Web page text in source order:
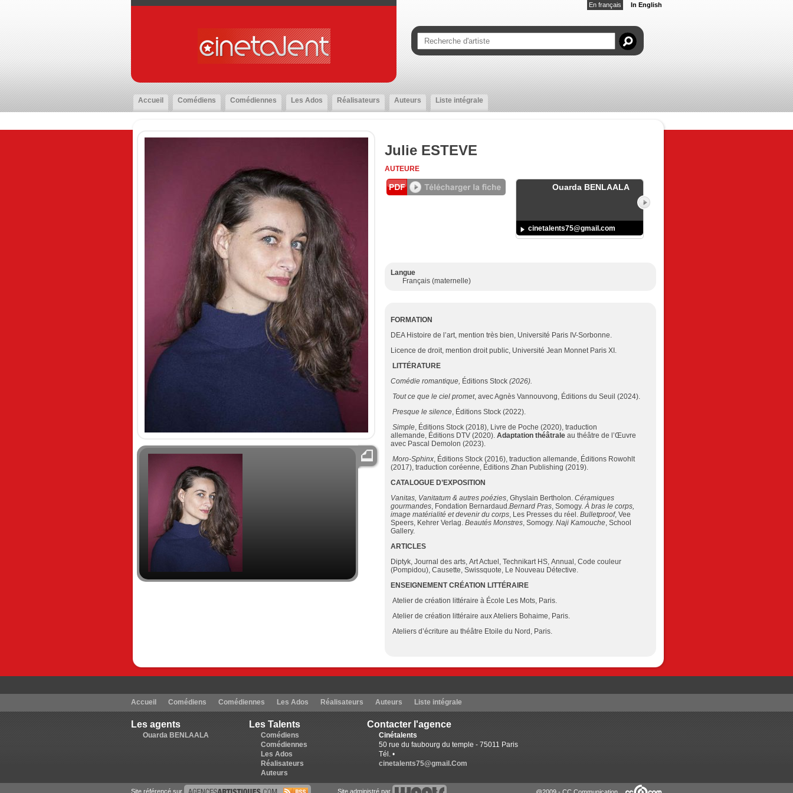
En français In English
Accueil Comédiens Comédiennes Les Ados Réalisateurs Auteurs Liste intégrale
Julie ESTEVE
AUTEURE
Ouarda BENLAALA
cinetalents75@gmail.com
Langue
Français (maternelle)
FORMATION
DEA Histoire de l’art, mention très bien, Université Paris IV-Sorbonne.
Licence de droit, mention droit public, Université Jean Monnet Paris XI.
LITTÉRATURE
Comédie romantique, Éditions Stock (2026).
Tout ce que le ciel promet, avec Agnès Vannouvong, Éditions du Seuil (2024).
Presque le silence, Éditions Stock (2022).
Simple, Éditions Stock (2018), Livre de Poche (2020), traduction
allemande, Éditions DTV (2020). Adaptation théâtrale au théâtre de l’Œuvre
avec Pascal Demolon (2023).
Moro-Sphinx, Éditions Stock (2016), traduction allemande, Éditions Rowohlt
(2017), traduction coréenne, Éditions Zhan Publishing (2019).
CATALOGUE D’EXPOSITION
Vanitas, Vanitatum & autres poézies, Ghyslain Bertholon. Céramiques
gourmandes, Fondation Bernardaud.Bernard Pras, Somogy.À bras le corps,
image matérialité et devenir du corps, Les Presses du réel. Bulletproof, Vee
Speers, Kehrer Verlag. Beautés Monstres, Somogy. Naji Kamouche, School
Gallery.
ARTICLES
Diptyk, Journal des arts, Art Actuel, Technikart HS, Annual, Code couleur
(Pompidou), Causette, Swissquote, Le Nouveau Détective.
ENSEIGNEMENT CRÉATION LITTÉRAIRE
Atelier de création littéraire à École Les Mots, Paris.
Atelier de création littéraire aux Ateliers Bohaime, Paris.
Ateliers d’écriture au théâtre Etoile du Nord, Paris.
Accueil Comédiens Comédiennes Les Ados Réalisateurs Auteurs Liste intégrale
Les agents
Ouarda BENLAALA
Les Talents
Comédiens
Comédiennes
Les Ados
Réalisateurs
Auteurs
Contacter l'agence
Cinétalents
50 rue du faubourg du temple - 75011 Paris
Tél. •
cinetalents75@gmail.Com
Site référencé sur Site administré par